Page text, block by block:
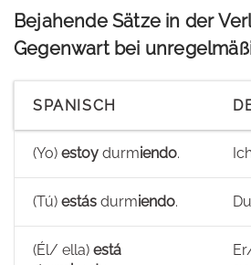
Bejahende Sätze in der
Gegenwart bei
SPANISCH
(Yo) estoy durmiendo.
(Tú) estás durmiendo.
(Él/ ella) está